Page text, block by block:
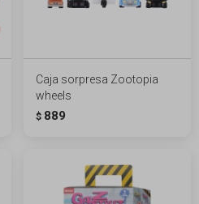
Caja sorpresa Zootopia
wheels
$ 889